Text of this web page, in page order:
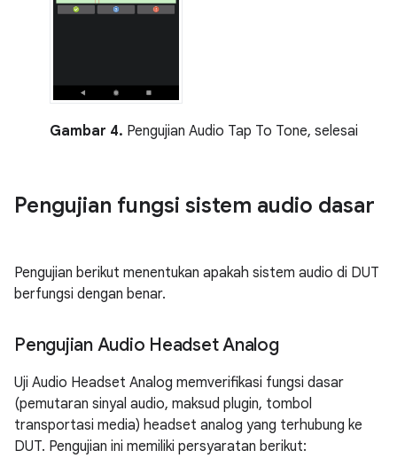
Gambar 4. Pengujian Audio Tap To Tone, selesai
Pengujian fungsi sistem audio dasar
Pengujian berikut menentukan apakah sistem audio di DUT
berfungsi dengan benar.
Pengujian Audio Headset Analog
Uji Audio Headset Analog memverifikasi fungsi dasar
(pemutaran sinyal audio, maksud plugin, tombol
transportasi media) headset analog yang terhubung ke
DUT. Pengujian ini memiliki persyaratan berikut: